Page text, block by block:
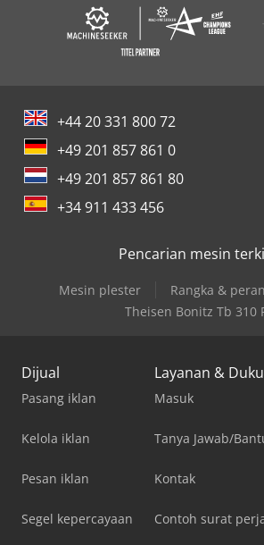
+44 20 331 800 72
+49 201 857 861 0
+49 201 857 861 80
+34 911 433 456
Pencarian mesin
Mesin plester
Rangka &
Theisen Bonitz Tb 310
Dijual
Pasang iklan
Kelola iklan
Pesan iklan
Segel kepercayaan
Layanan &
Masuk
Tanya Jawab/
Kontak
Contoh surat